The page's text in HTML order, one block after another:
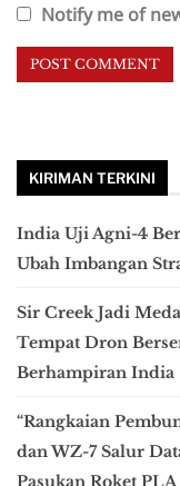
Notify me of
KIRIMAN TERKINI
India Uji Agni-4
Ubah Imbangan
Sir Creek Jadi
Tempat Dron
Berhampiran India
“Rangkaian
dan WZ-7 Salur
Pasukan Roket PLA